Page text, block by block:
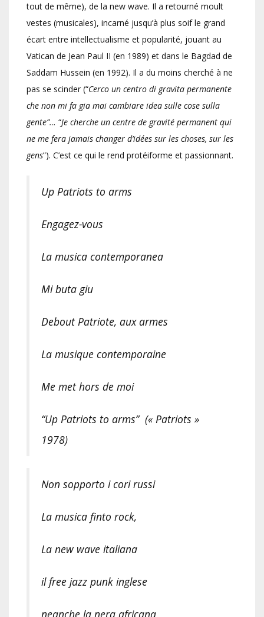
tout de même), de la new wave. Il a retourné moult
vestes (musicales), incarné jusqu’à plus soif le grand
écart entre intellectualisme et popularité, jouant au
Vatican de Jean Paul II (en 1989) et dans le Bagdad de
Saddam Hussein (en 1992). Il a du moins cherché à ne
pas se scinder (“Cerco un centro di gravita permanente
che non mi fa gia mai cambiare idea sulle cose sulla
gente”… “Je cherche un centre de gravité permanent qui
ne me fera jamais changer d’idées sur les choses, sur les
gens”). C’est ce qui le rend protéiforme et passionnant.
Up Patriots to arms
Engagez-vous
La musica contemporanea
Mi buta giu
Debout Patriote, aux armes
La musique contemporaine
Me met hors de moi
“Up Patriots to arms” (« Patriots »
1978)
Non sopporto i cori russi
La musica finto rock,
La new wave italiana
il free jazz punk inglese